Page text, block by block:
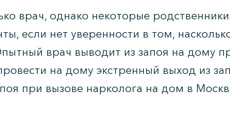
врач, однако некоторые
если нет уверенности в том,
врач выводит из запоя на дому
на дому экстренный выход из
при вызове нарколога на дом в